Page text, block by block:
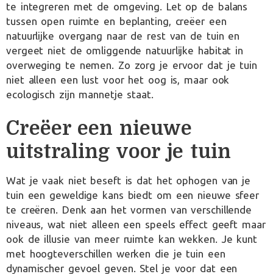
te integreren met de omgeving. Let op de balans
tussen open ruimte en beplanting, creëer een
natuurlijke overgang naar de rest van de tuin en
vergeet niet de omliggende natuurlijke habitat in
overweging te nemen. Zo zorg je ervoor dat je tuin
niet alleen een lust voor het oog is, maar ook
ecologisch zijn mannetje staat.
Creëer een nieuwe
uitstraling voor je tuin
Wat je vaak niet beseft is dat het ophogen van je
tuin een geweldige kans biedt om een nieuwe sfeer
te creëren. Denk aan het vormen van verschillende
niveaus, wat niet alleen een speels effect geeft maar
ook de illusie van meer ruimte kan wekken. Je kunt
met hoogteverschillen werken die je tuin een
dynamischer gevoel geven. Stel je voor dat een